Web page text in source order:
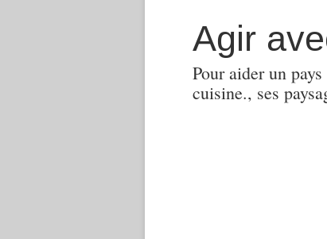
Agir
Pour aider un
cuisine., ses